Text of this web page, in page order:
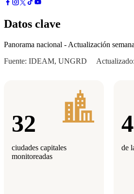
Datos clave
Panorama nacional - Actualización
Fuente: IDEAM, UNGRD
32
ciudades capitales
monitoreadas
de